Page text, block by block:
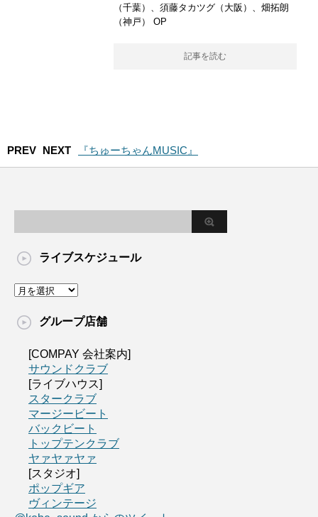
（千葉）、須藤タカツグ（大阪）、畑拓朗
（神戸） OP
記事を読む
PREV NEXT 『ちゅーちゃんMUSIC』
ライブスケジュール
グループ店舗
[COMPAY 会社案内]
サウンドクラブ
[ライブハウス]
スタークラブ
マージービート
バックビート
トップテンクラブ
ヤァヤァヤァ
[スタジオ]
ポップギア
ヴィンテージ